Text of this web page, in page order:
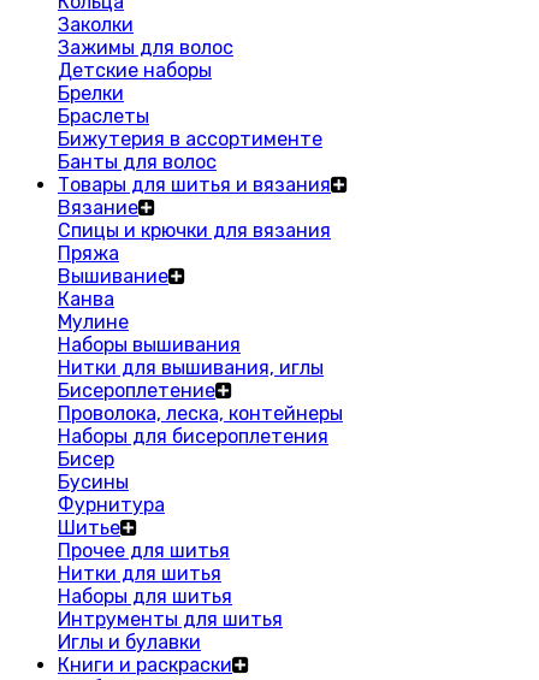
Заколки
Зажимы для волос
Детские наборы
Брелки
Браслеты
Бижутерия в ассортименте
Банты для волос
Товары для шитья и вязания
Вязание
Спицы и крючки для вязания
Пряжа
Вышивание
Канва
Мулине
Наборы вышивания
Нитки для вышивания, иглы
Бисероплетение
Проволока, леска, контейнеры
Наборы для бисероплетения
Бисер
Бусины
Фурнитура
Шитье
Прочее для шитья
Нитки для шитья
Наборы для шитья
Интрументы для шитья
Иглы и булавки
Книги и раскраски